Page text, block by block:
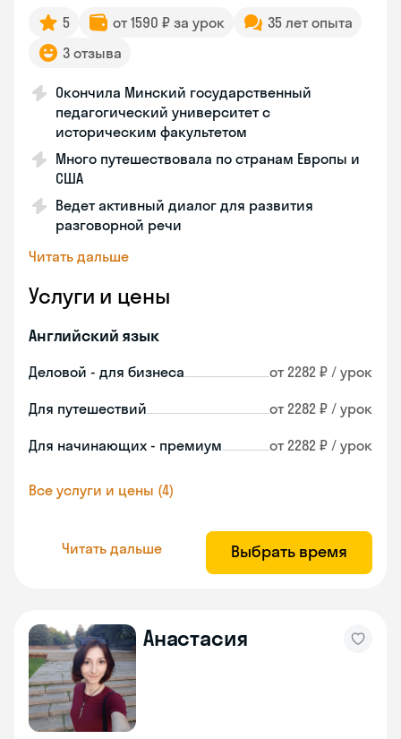
5 от 1590 ₽ за урок
35 лет опыта
3 отзыва
Окончила Минский государственный
педагогический университет с
историческим факультетом
Много путешествовала по странам Европы и
США
Ведет активный диалог для развития
разговорной речи
Читать дальше
Услуги и цены
Английский язык
Деловой - для бизнеса от 2282 ₽ / урок
Для путешествий от 2282 ₽ / урок
Для начинающих - премиум от 2282 ₽ / урок
Все услуги и цены (4)
Читать дальше Выбрать время
Анастасия